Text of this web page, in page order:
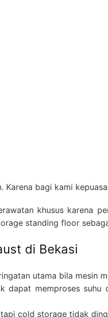
bagi kami
khusus karena
standing floor
di Bekasi
utama bila mesin
memproses suhu
cold storage tidak